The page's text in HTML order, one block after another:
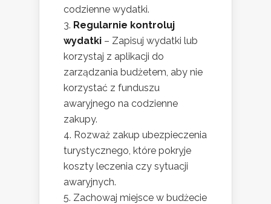
codzienne wydatki.
Regularnie kontroluj
wydatki – Zapisuj wydatki lub
korzystaj z aplikacji do
zarządzania budżetem, aby nie
korzystać z funduszu
awaryjnego na codzienne
zakupy.
Rozważ zakup ubezpieczenia
turystycznego, które pokryje
koszty leczenia czy sytuacji
awaryjnych.
Zachowaj miejsce w budżecie